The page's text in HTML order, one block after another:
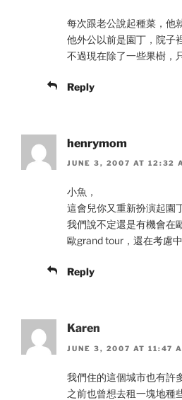
每次跟老公說起種菜，他
他外公以前是園丁，院子
不過現在除了一些果樹，
Reply
henrymom
JUNE 3, 2007 AT 12:32
小魚，
這會兒你又重新扮演起園
我們說不定還是有機會在
歐grand tour，還在考慮中
Reply
Karen
JUNE 3, 2007 AT 11:47
我們住的這個城市也有許
之前也曾想去租一塊地種